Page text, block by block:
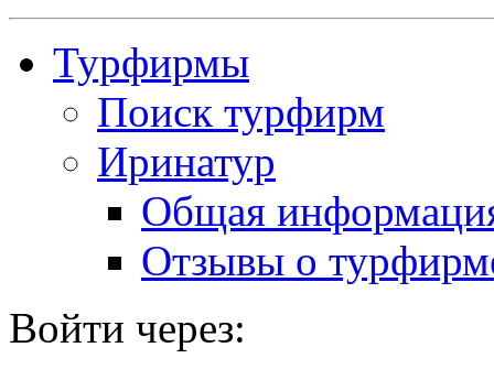
Турфирмы
Поиск турфирм
Иринатур
Общая
Отзывы о
Войти через: